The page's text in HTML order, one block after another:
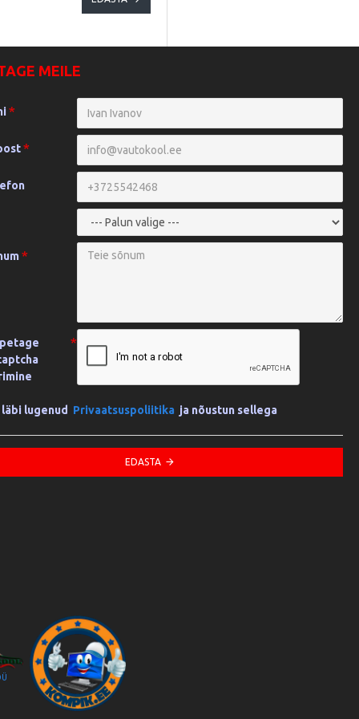
MEILE
lugenud Privaatsuspoliitika ja nõustun sellega
EDASTA